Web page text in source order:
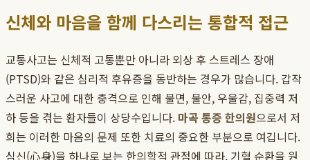
신체와 마음을 함께 다스리는 통합적 접근
교통사고는 신체적 고통뿐만 아니라 외상 후 스트레스 장애
(PTSD)와 같은 심리적 후유증을 동반하는 경우가 많습니다. 갑작
스러운 사고에 대한 충격으로 인해 불면, 불안, 우울감, 집중력 저
하 등을 겪는 환자들이 상당수입니다. 마곡 통증 한의원으로서 저
희는 이러한 마음의 문제 또한 치료의 중요한 부분으로 여깁니다.
심신(心身)을 하나로 보는 한의학적 관점에 따라, 기혈 순환을 원